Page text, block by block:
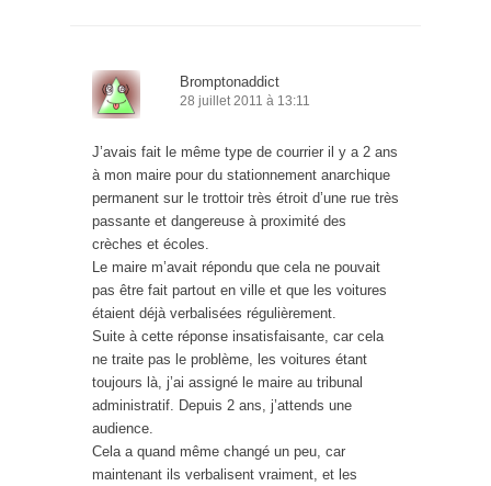
Bromptonaddict
28 juillet 2011 à 13:11
J’avais fait le même type de courrier il y a 2 ans
à mon maire pour du stationnement anarchique
permanent sur le trottoir très étroit d’une rue très
passante et dangereuse à proximité des
crèches et écoles.
Le maire m’avait répondu que cela ne pouvait
pas être fait partout en ville et que les voitures
étaient déjà verbalisées régulièrement.
Suite à cette réponse insatisfaisante, car cela
ne traite pas le problème, les voitures étant
toujours là, j’ai assigné le maire au tribunal
administratif. Depuis 2 ans, j’attends une
audience.
Cela a quand même changé un peu, car
maintenant ils verbalisent vraiment, et les